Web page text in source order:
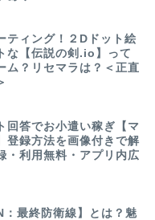
ティング！２Dドット絵
な【伝説の剣.io】って
ム？リセマラは？＜正直
回答でお小遣い稼ぎ【マ
登録方法を画像付きで解
・利用無料・アプリ内広
：最終防衛線】とは？魅